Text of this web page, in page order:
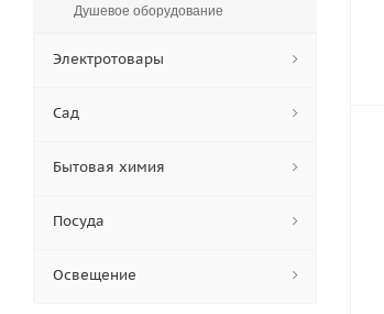
Душевое оборудование
Электротовары
Сад
Бытовая химия
Посуда
Освещение